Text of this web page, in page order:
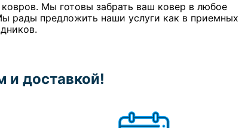
Мы готовы забрать ваш ковер в любое
рады предложить наши услуги как в приемных
и доставкой!